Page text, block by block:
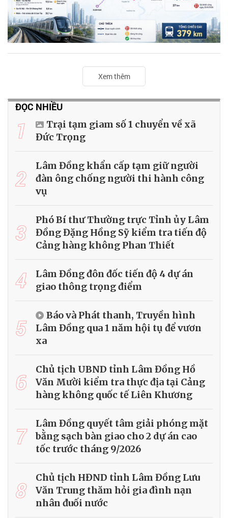
Xem thêm
ĐỌC NHIỀU
1
Trại tạm giam số 1 chuyển về xã
Đức Trọng
2
Lâm Đồng khẩn cấp tạm giữ người
đàn ông chống người thi hành công
vụ
3
Phó Bí thư Thường trực Tỉnh ủy Lâm
Đồng Đặng Hồng Sỹ kiểm tra tiến độ
Cảng hàng không Phan Thiết
4
Lâm Đồng đôn đốc tiến độ 4 dự án
giao thông trọng điểm
5
Báo và Phát thanh, Truyền hình
Lâm Đồng qua 1 năm hội tụ để vươn
xa
6
Chủ tịch UBND tỉnh Lâm Đồng Hồ
Văn Mười kiểm tra thực địa tại Cảng
hàng không quốc tế Liên Khương
7
Lâm Đồng quyết tâm giải phóng mặt
bằng sạch bàn giao cho 2 dự án cao
tốc trước tháng 9/2026
8
Chủ tịch HĐND tỉnh Lâm Đồng Lưu
Văn Trung thăm hỏi gia đình nạn
nhân đuối nước